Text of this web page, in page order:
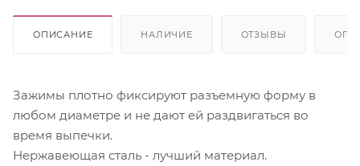
ОПИСАНИЕ НАЛИЧИЕ ОТЗЫВЫ
Зажимы плотно фиксируют разъемную форму в
любом диаметре и не дают ей раздвигаться во
время выпечки.
Нержавеющая сталь - лучший материал.